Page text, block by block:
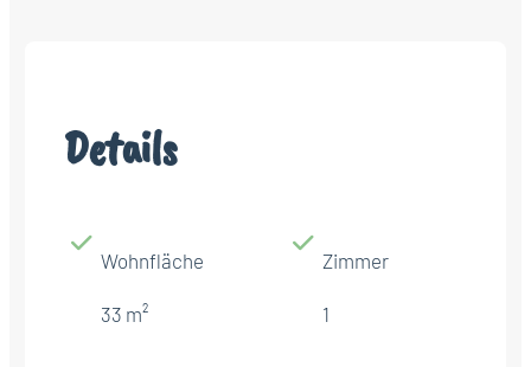
Details
Wohnfläche
33 m²
Zimmer
1